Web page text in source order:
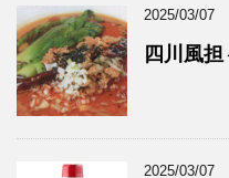
2025/03/07
四川風
2025/03/07